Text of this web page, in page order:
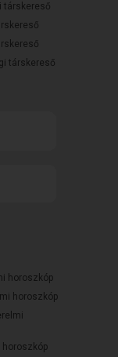
társkereső
társkereső
horoszkóp
horoszkóp
horoszkóp